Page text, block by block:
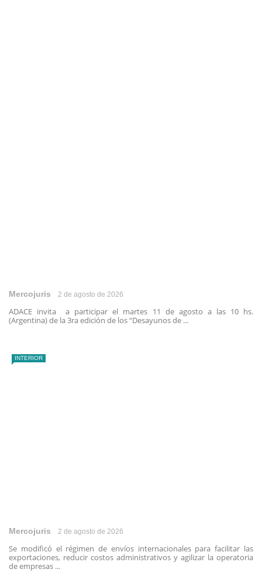
Mercojuris 2 de agosto de 2026
ADACE invita a participar el martes 11 de agosto a las 10 hs.
(Argentina) de la 3ra edición de los “Desayunos de ...
INTERIOR
Mercojuris 2 de agosto de 2026
Se modificó el régimen de envíos internacionales para facilitar las
exportaciones, reducir costos administrativos y agilizar la operatoria
de empresas ...